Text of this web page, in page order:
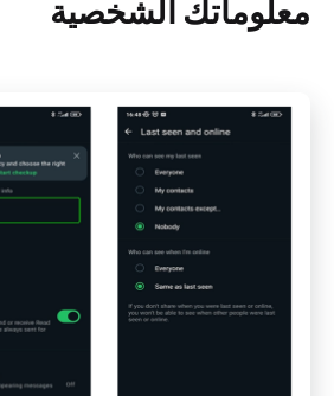
معلوماتك الشخصية